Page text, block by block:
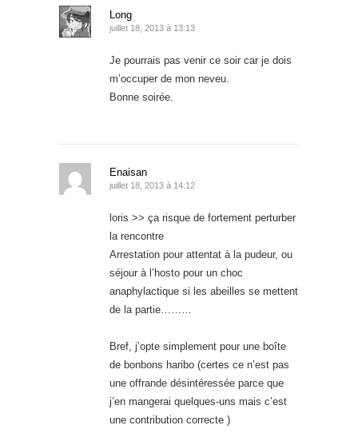
Long
juillet 18, 2013 à 13:13
Je pourrais pas venir ce soir car je dois
m’occuper de mon neveu.
Bonne soirée.
Enaisan
juillet 18, 2013 à 14:12
loris >> ça risque de fortement perturber
la rencontre
Arrestation pour attentat à la pudeur, ou
séjour à l’hosto pour un choc
anaphylactique si les abeilles se mettent
de la partie………
Bref, j’opte simplement pour une boîte
de bonbons haribo (certes ce n’est pas
une offrande désintéressée parce que
j’en mangerai quelques-uns mais c’est
une contribution correcte )